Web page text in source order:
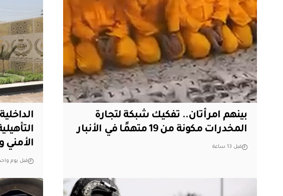
بينهم امرأتان.. تفكيك شبكة لتجارة
المخدرات مكونة من 19 متهمًا في الأنبار
قبل 13 ساعة
الأمني
قبل يوم